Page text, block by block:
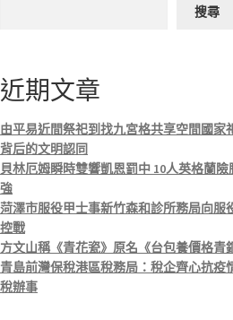
搜尋
近期文章
由平易近間祭祀到找九宮格共享空間國家
背后的文明認同
貝林厄姆瞬時雙響凱恩罰中 10人英格蘭
強
菏澤市服役甲士事新竹森和診所務局向服
控戰
方文山稱《青花瓷》原名《台包養價格青
青島前灣保稅港區稅務局：稅企齊心抗疫
稅辦事